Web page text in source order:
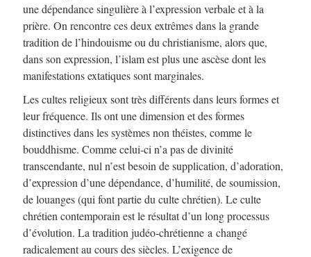
une dépendance singulière à l’expression verbale et à la
prière. On rencontre ces deux extrêmes dans la grande
tradition de l’hindouisme ou du christianisme, alors que,
dans son expression, l’islam est plus une ascèse dont les
manifestations extatiques sont marginales.
Les cultes religieux sont très différents dans leurs formes et
leur fréquence. Ils ont une dimension et des formes
distinctives dans les systèmes non théistes, comme le
bouddhisme. Comme celui-ci n’a pas de divinité
transcendante, nul n’est besoin de supplication, d’adoration,
d’expression d’une dépendance, d’humilité, de soumission,
de louanges (qui font partie du culte chrétien). Le culte
chrétien contemporain est le résultat d’un long processus
d’évolution. La tradition judéo-chrétienne a changé
radicalement au cours des siècles. L’exigence de